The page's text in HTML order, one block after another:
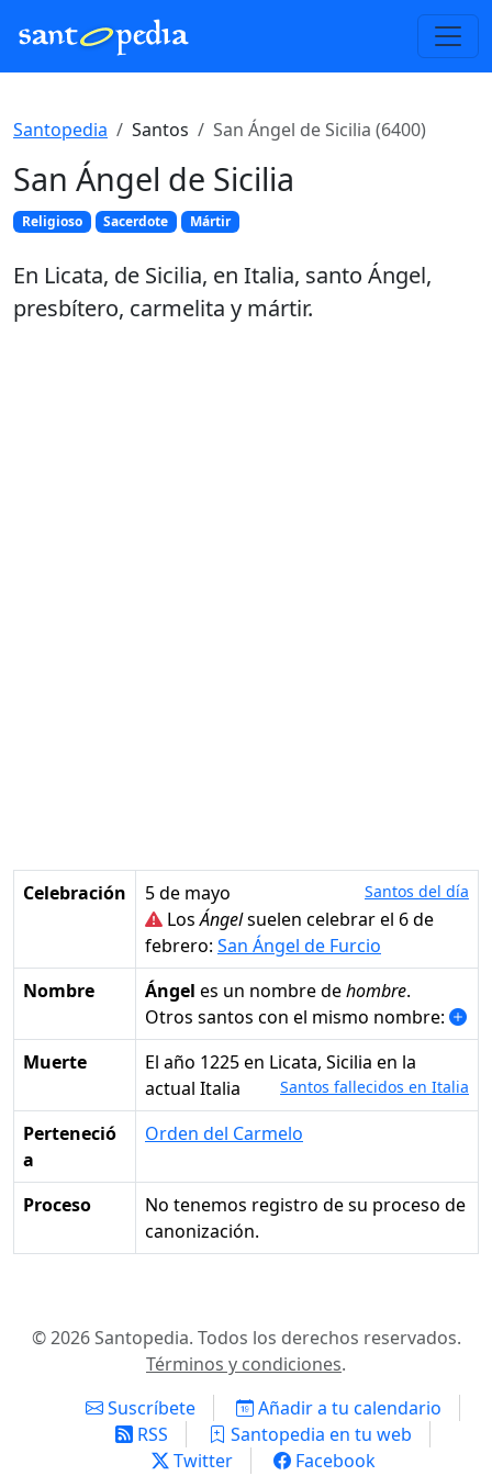
Santopedia Santos San Ángel de Sicilia (6400)
San Ángel de Sicilia
Religioso Sacerdote Mártir
En Licata, de Sicilia, en Italia, santo Ángel,
presbítero, carmelita y mártir.
Celebración 5 de mayo Santos del día
LosÁngelsuelen celebrar el 6 de
febrero: San Ángel de Furcio
Nombre
Ángel es un nombre dehombre.
Otros santos con el mismo nombre:
Muerte
el año 1225 en Licata, Sicilia en la
actual Italia
Santos fallecidos en Italia
Perteneció
a
Orden del Carmelo
Proceso
No tenemos registro de su proceso de
canonización.
© 2026 Santopedia. Todos los derechos reservados.
Términos y condiciones.
Suscríbete
Añadir a tu calendario
RSS
Santopedia en tu web
Twitter
Facebook